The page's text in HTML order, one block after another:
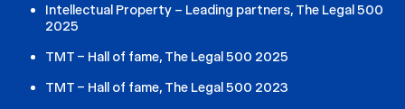
Intellectual Property – Leading partners, The Legal 500
2025
TMT – Hall of fame, The Legal 500 2025
TMT – Hall of fame, The Legal 500 2023